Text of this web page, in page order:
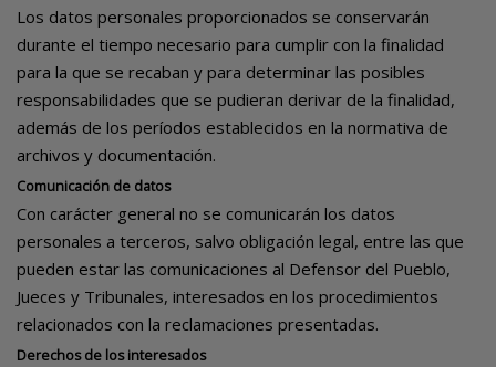
Los datos personales proporcionados se conservarán
durante el tiempo necesario para cumplir con la finalidad
para la que se recaban y para determinar las posibles
responsabilidades que se pudieran derivar de la finalidad,
además de los períodos establecidos en la normativa de
archivos y documentación.
Comunicación de datos
Con carácter general no se comunicarán los datos
personales a terceros, salvo obligación legal, entre las que
pueden estar las comunicaciones al Defensor del Pueblo,
Jueces y Tribunales, interesados en los procedimientos
relacionados con la reclamaciones presentadas.
Derechos de los interesados